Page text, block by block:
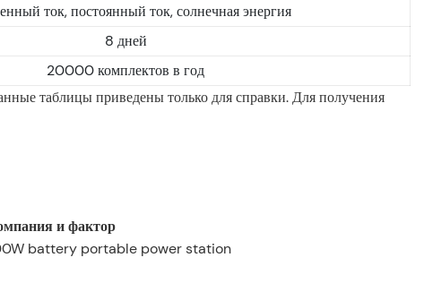
ток, постоянный ток, солнечная энергия
8 дней
20000 комплектов в год
таблицы приведены только для справки. Для получения
и фактор